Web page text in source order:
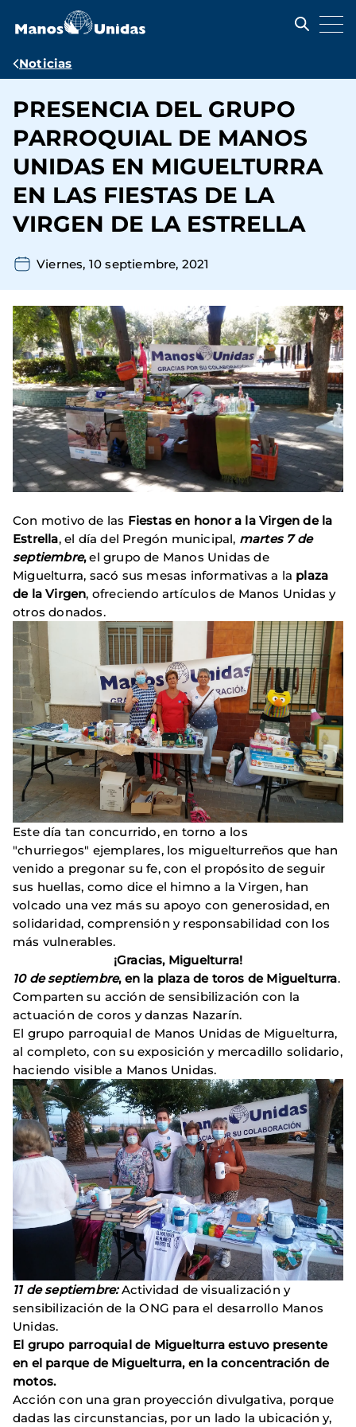
contenido
Ruta
navegación
Noticias
PRESENCIA DEL GRUPO
PARROQUIAL DE MANOS
UNIDAS EN MIGUELTURRA
EN LAS FIESTAS DE LA
VIRGEN DE LA ESTRELLA
Viernes, 10 septiembre, 2021
Con motivo de las Fiestas en honor a la Virgen de la
Estrella, el día del Pregón municipal, martes 7 de
septiembre,el grupo de Manos Unidas de
Miguelturra, sacó sus mesas informativas a la plaza
de la Virgen, ofreciendo artículos de Manos Unidas y
otros donados.
Este día tan concurrido, en torno a los
"churriegos" ejemplares, los miguelturreños que han
venido a pregonar su fe, con el propósito de seguir
sus huellas, como dice el himno a la Virgen, han
volcado una vez más su apoyo con generosidad, en
solidaridad, comprensión y responsabilidad con los
más vulnerables.
¡Gracias, Miguelturra!
10 de septiembre, en la plaza de toros de Miguelturra.
Comparten su acción de sensibilización con la
actuación de coros y danzas Nazarín.
El grupo parroquial de Manos Unidas de Miguelturra,
al completo, con su exposición y mercadillo solidario,
haciendo visible a Manos Unidas.
11 de septiembre:Actividad de visualización y
sensibilización de la ONG para el desarrollo Manos
Unidas.
El grupo parroquial de Miguelturra estuvo presente
en el parque de Miguelturra, en la concentración de
motos.
Acción con una gran proyección divulgativa, porque
dadas las circunstancias, por un lado la ubicación y,